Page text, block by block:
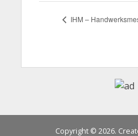
IHM –
Copyright © 2026.